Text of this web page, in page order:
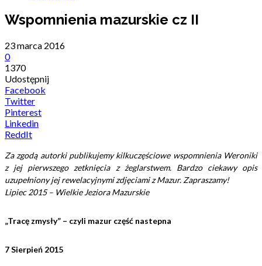
Wspomnienia mazurskie cz II
23 marca 2016
0
1370
Udostępnij
Facebook
Twitter
Pinterest
Linkedin
ReddIt
Za zgodą autorki publikujemy kilkuczęściowe wspomnienia Weroniki
z jej pierwszego zetknięcia z żeglarstwem. Bardzo ciekawy opis
uzupełniony jej rewelacyjnymi zdjęciami z Mazur. Zapraszamy!
Lipiec 2015 – Wielkie Jeziora Mazurskie
„Tracę zmysły” – czyli mazur część nastepna
7 Sierpień 2015